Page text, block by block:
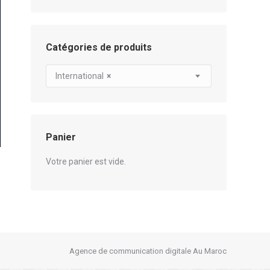
Catégories de produits
×
International
Panier
Votre panier est vide.
Agence de communication digitale Au Maroc